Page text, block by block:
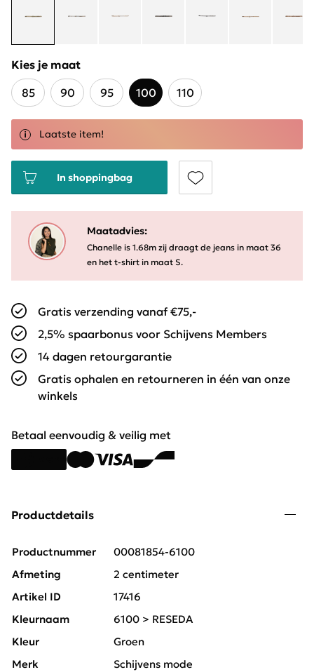
Kies je maat
85
90 95 100 110
Laatste item!
In shoppingbag
Maatadvies:
Chanelle is 1.68m zij draagt de jeans in maat 36
en het t-shirt in maat S.
Gratis verzending vanaf €75,-
2,5% spaarbonus voor Schijvens Members
14 dagen retourgarantie
Gratis ophalen en retourneren in één van onze
winkels
Betaal eenvoudig & veilig met
Productdetails
Productnummer
00081854-6100
Afmeting
2 centimeter
Artikel ID
17416
Kleurnaam
6100 > RESEDA
Kleur
Groen
Merk
Schijvens mode